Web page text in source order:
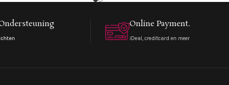
Online Payment.
iDeal, creditcard en meer